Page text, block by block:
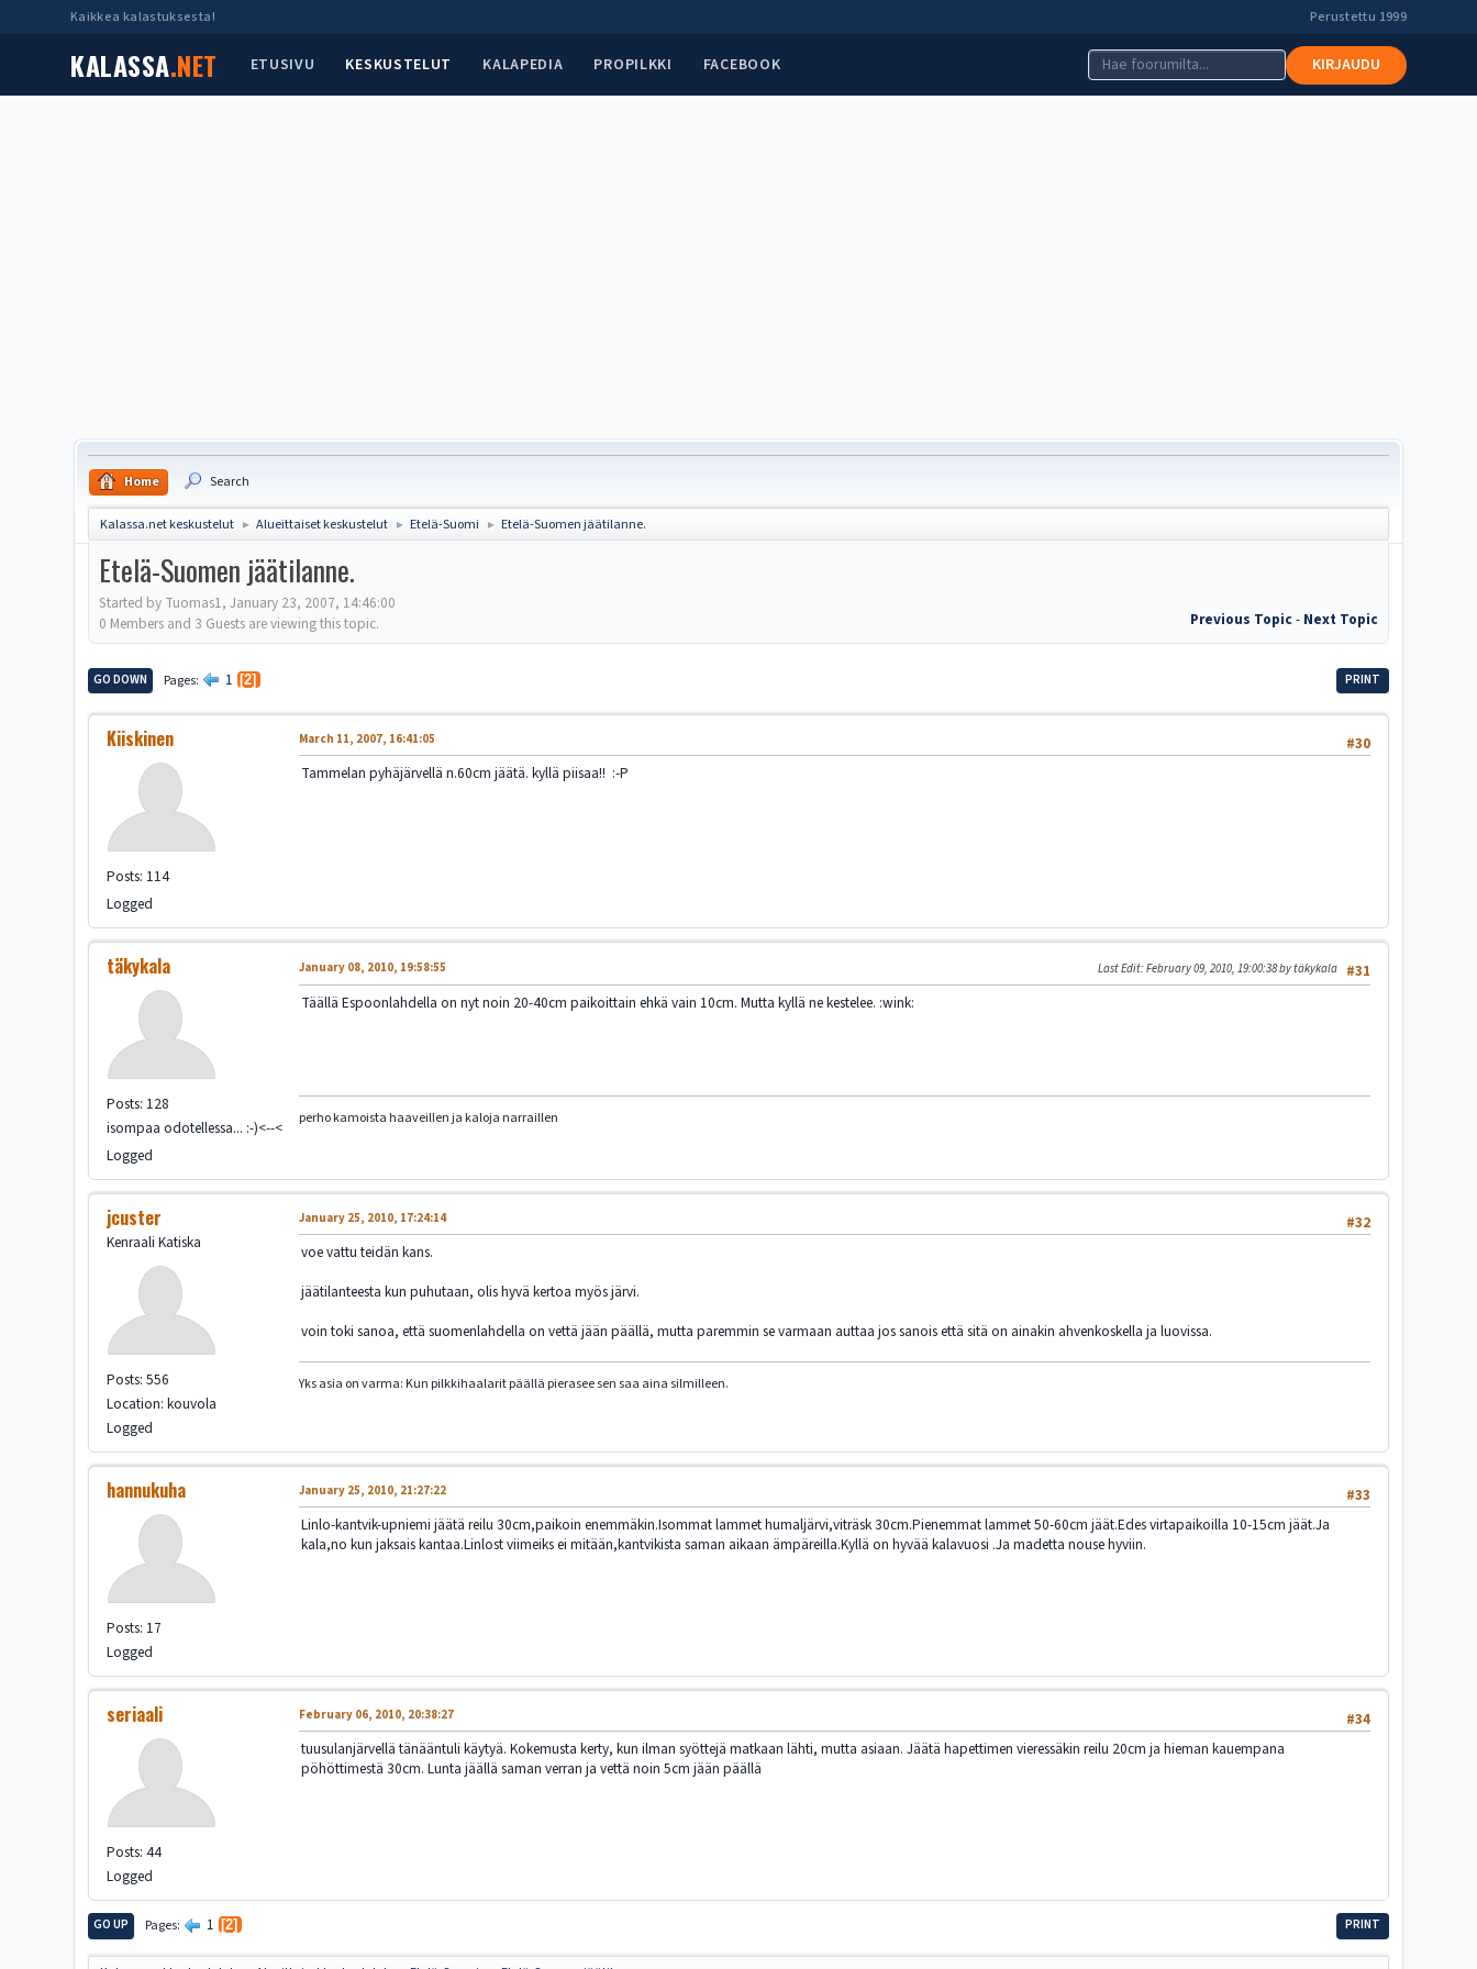
Kaikkea kalastuksesta! Perustettu 1999
KALASSA.NET ETUSIVU KESKUSTELUT KALAPEDIA PROPILKKI FACEBOOK KIRJAUDU
Home Search
Kalassa.net keskustelut ► Alueittaiset keskustelut ► Etelä-Suomi ► Etelä-Suomen jäätilanne.
Etelä-Suomen jäätilanne.
Started by Tuomas1, January 23, 2007, 14:46:00
Previous Topic- Next Topic
0 Members and 3 Guests are viewing this topic.
PRINT
GO DOWN Pages 1 2
Kiiskinen
Posts: 114
Logged
#30
March 11, 2007, 16:41:05
Tammelan pyhäjärvellä n.60cm jäätä. kyllä piisaa!! :-P
täkykala
Posts: 128
isompaa odotellessa... :-)<--<
Logged
#31
January 08, 2010, 19:58:55 Last Edit: February 09, 2010, 19:00:38 by täkykala
Täällä Espoonlahdella on nyt noin 20-40cm paikoittain ehkä vain 10cm. Mutta kyllä ne kestelee. :wink:
perho kamoista haaveillen ja kaloja narraillen
jcuster
Kenraali Katiska
Posts: 556
Location: kouvola
Logged
#32
January 25, 2010, 17:24:14
voe vattu teidän kans.
jäätilanteesta kun puhutaan, olis hyvä kertoa myös järvi.
voin toki sanoa, että suomenlahdella on vettä jään päällä, mutta paremmin se varmaan auttaa jos sanois että sitä on ainakin ahvenkoskella ja luovissa.
Yks asia on varma: Kun pilkkihaalarit päällä pierasee sen saa aina silmilleen.
hannukuha
Posts: 17
Logged
#33
January 25, 2010, 21:27:22
Linlo-kantvik-upniemi jäätä reilu 30cm,paikoin enemmäkin.Isommat lammet humaljärvi,viträsk 30cm.Pienemmat lammet 50-60cm jäät.Edes virtapaikoilla 10-15cm jäät.Ja
kala,no kun jaksais kantaa.Linlost viimeiks ei mitään,kantvikista saman aikaan ämpäreilla.Kyllä on hyvää kalavuosi .Ja madetta nouse hyviin.
seriaali
Posts: 44
Logged
#34
February 06, 2010, 20:38:27
tuusulanjärvellä tänääntuli käytyä. Kokemusta kerty, kun ilman syöttejä matkaan lähti, mutta asiaan. Jäätä hapettimen vieressäkin reilu 20cm ja hieman kauempana
pöhöttimestä 30cm. Lunta jäällä saman verran ja vettä noin 5cm jään päällä
PRINT
GO UP Pages 1 2